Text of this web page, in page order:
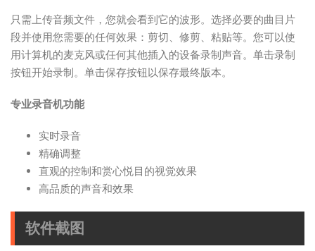
只需上传音频文件，您就会看到它的波形。选择必要的曲目片
段并使用您需要的任何效果：剪切、修剪、粘贴等。您可以使
用计算机的麦克风或任何其他插入的设备录制声音。单击录制
按钮开始录制。单击保存按钮以保存最终版本。
专业录音机功能
实时录音
精确调整
直观的控制和赏心悦目的视觉效果
高品质的声音和效果
软件截图